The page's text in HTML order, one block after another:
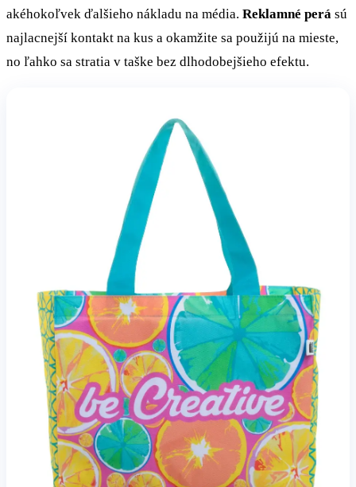
akéhokoľvek ďalšieho nákladu na média. Reklamné perá sú
najlacnejší kontakt na kus a okamžite sa použijú na mieste,
no ľahko sa stratia v taške bez dlhodobejšieho efektu.